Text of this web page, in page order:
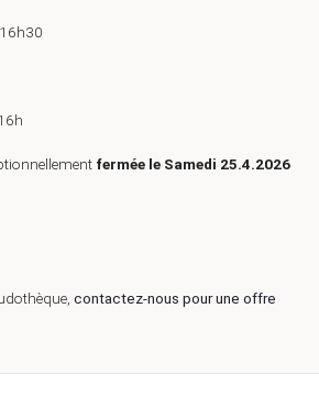
fermée le Samedi 25.4.2026
contactez-nous pour une offre